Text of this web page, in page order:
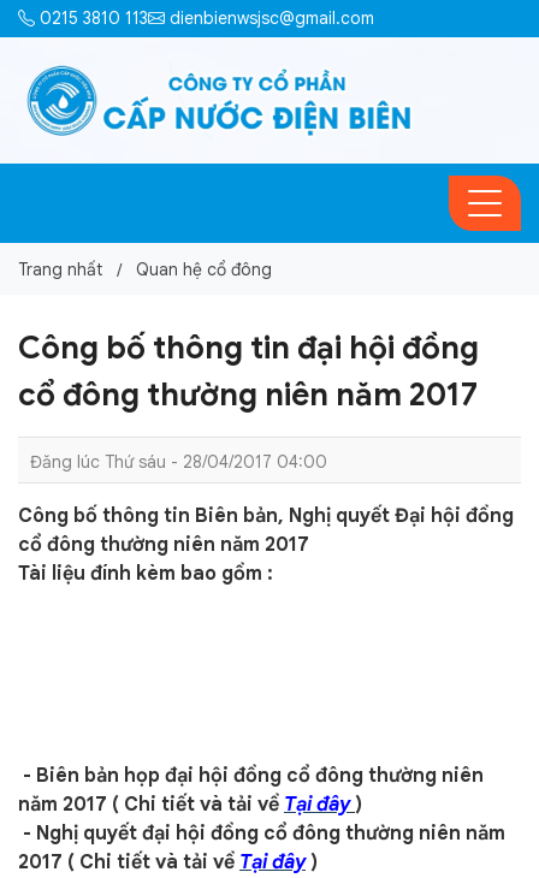
0215 3810 113 dienbienwsjsc@gmail.com
Trang nhất Quan hệ cổ đông
Công bố thông tin đại hội đồng
cổ đông thường niên năm 2017
Đăng lúc Thứ sáu - 28/04/2017 04:00
Công bố thông tin Biên bản, Nghị quyết Đại hội đồng
cổ đông thường niên năm 2017
Tài liệu đính kèm bao gồm :
- Biên bản họp đại hội đồng cổ đông thường niên
năm 2017 ( Chi tiết và tải về Tại đây )
- Nghị quyết đại hội đồng cổ đông thường niên năm
2017 ( Chi tiết và tải về Tại đây)